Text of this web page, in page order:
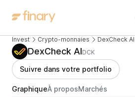
Invest Crypto-monnaies DexCheck AI
DexCheck AIDCK
Suivre dans votre portfolio
GraphiqueÀ proposMarchés